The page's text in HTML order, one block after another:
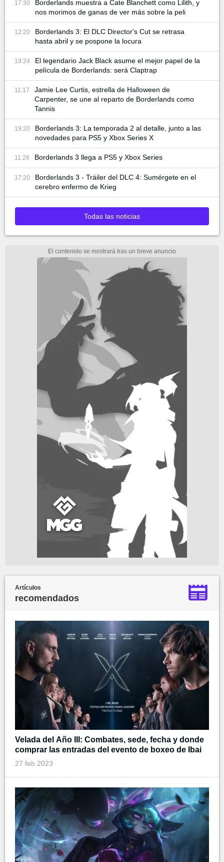
17:30
Borderlands muestra a Cate Blanchett como Lilith, y
nos morimos de ganas de ver más sobre la peli
12:20
Borderlands 3: El DLC Director's Cut se retrasa
hasta abril y se pospone la locura
19:24
El legendario Jack Black asume el mejor papel de la
película de Borderlands: será Claptrap
11:17
Jamie Lee Curtis, estrella de Halloween de
Carpenter, se une al reparto de Borderlands como
Tannis
19:20
Borderlands 3: La temporada 2 al detalle, junto a las
novedades para PS5 y Xbox Series X
11:26 Borderlands 3 llega a PS5 y Xbox Series
17:20
Borderlands 3 - Tráiler del DLC 4: Sumérgete en el
cerebro enfermo de Krieg
Todas las noticias
Artículos
recomendados
Velada del Año III: Combates, sede, fecha y donde
comprar las entradas del evento de boxeo de Ibai
27 feb 2023